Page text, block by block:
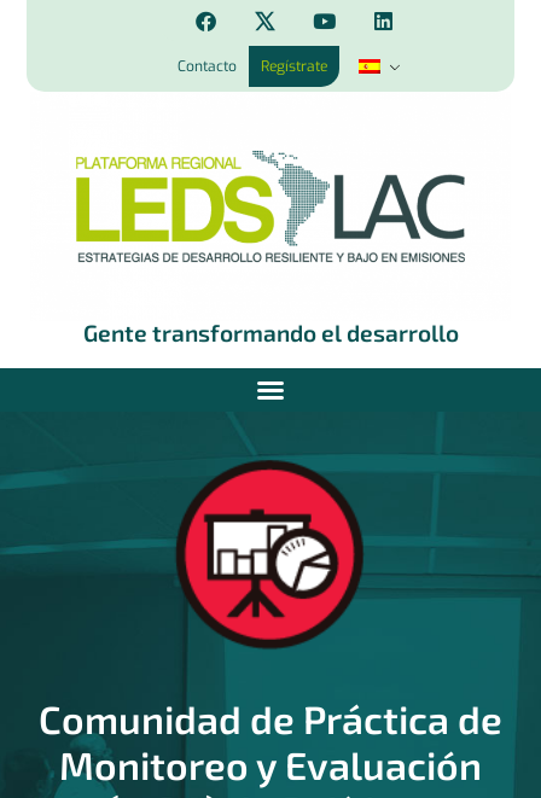
Contacto Regístrate
Gente transformando el desarrollo
Comunidad de Práctica de
Monitoreo y Evaluación